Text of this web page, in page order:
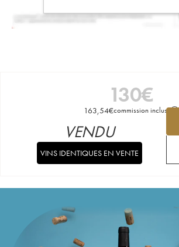
130€
163,54€commission incluse
VENDU
VINS IDENTIQUES EN VENTE